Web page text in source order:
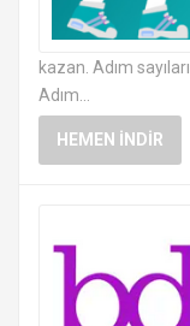
kazan. Adım
Adım...
HEMEN İNDIR